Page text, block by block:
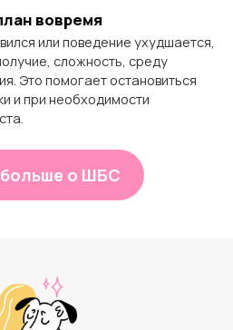
больше о ШБС
вовремя
или поведение ухудшается,
сложность, среду
Это помогает остановиться
и при необходимости